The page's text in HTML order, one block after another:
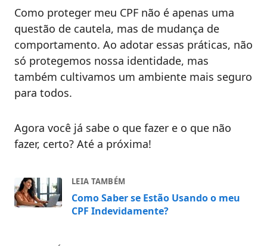
Como proteger meu CPF não é apenas uma
questão de cautela, mas de mudança de
comportamento. Ao adotar essas práticas, não
só protegemos nossa identidade, mas
também cultivamos um ambiente mais seguro
para todos.
Agora você já sabe o que fazer e o que não
fazer, certo? Até a próxima!
LEIA TAMBÉM
Como Saber se Estão Usando o meu
CPF Indevidamente?